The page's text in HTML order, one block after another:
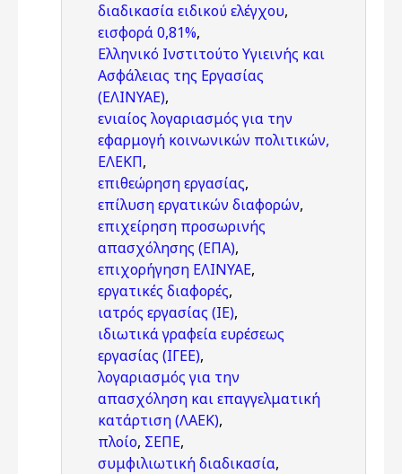
διαδικασία ειδικού ελέγχου,
εισφορά 0,81%,
Ελληνικό Ινστιτούτο Υγιεινής και
Ασφάλειας της Εργασίας
(ΕΛΙΝΥΑΕ),
ενιαίος λογαριασμός για την
εφαρμογή κοινωνικών πολιτικών,
ΕΛΕΚΠ,
επιθεώρηση εργασίας,
επίλυση εργατικών διαφορών,
επιχείρηση προσωρινής
απασχόλησης (ΕΠΑ),
επιχορήγηση ΕΛΙΝΥΑΕ,
εργατικές διαφορές,
ιατρός εργασίας (ΙΕ),
ιδιωτικά γραφεία ευρέσεως
εργασίας (ΙΓΕΕ),
λογαριασμός για την
απασχόληση και επαγγελματική
κατάρτιση (ΛΑΕΚ),
πλοίο, ΣΕΠΕ,
συμφιλιωτική διαδικασία,